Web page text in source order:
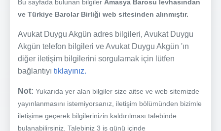
Bu sayfada bulunan bilgiler Amasya Barosu levhasından
ve Türkiye Barolar Birliği web sitesinden alınmıştır.
Avukat Duygu Akgün adres bilgileri, Avukat Duygu
Akgün telefon bilgileri ve Avukat Duygu Akgün 'ın
diğer iletişim bilgilerini sorgulamak için lütfen
bağlantıyı tıklayınız.
Not: Yukarıda yer alan bilgiler size aitse ve web sitemizde
yayınlanmasını istemiyorsanız, iletişim bölümünden bizimle
iletişime geçerek bilgilerinizin kaldırılması talebinde
bulanabilirsiniz. Talebiniz 3 iş günü içinde